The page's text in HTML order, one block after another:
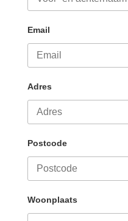
Email
Adres
Postcode
Woonplaats